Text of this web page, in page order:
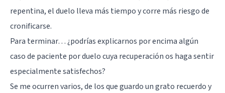
repentina, el duelo lleva más tiempo y corre más riesgo de
cronificarse.
Para terminar… ¿podrías explicarnos por encima algún
caso de paciente por duelo cuya recuperación os haga sentir
especialmente satisfechos?
Se me ocurren varios, de los que guardo un grato recuerdo y